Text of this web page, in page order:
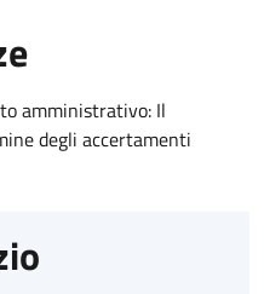
amministrativo: Il
degli accertamenti